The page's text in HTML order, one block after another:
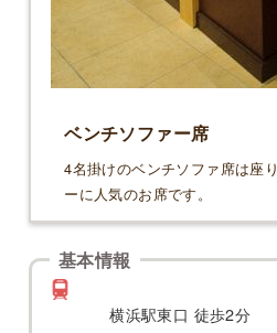
ベンチソファー席
4名掛けのベンチソファ席は座
ーに人気のお席です。
基本情報
横浜駅東口 徒歩2分